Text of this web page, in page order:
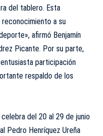
del tablero. Esta
a su
afirmó Benjamín
Picante. Por su parte,
participación
respaldo de los
del 20 al 29 de junio
Pedro Henríquez Ureña